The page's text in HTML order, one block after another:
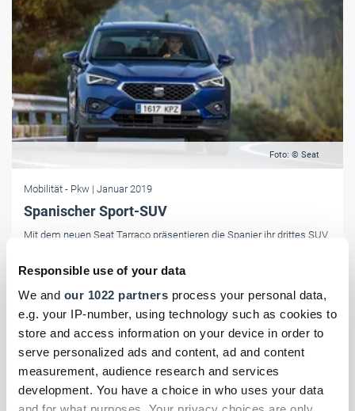
Responsible use of your data
We and our 1022 partners process your personal data,
e.g. your IP-number, using technology such as cookies to
store and access information on your device in order to
serve personalized ads and content, ad and content
measurement, audience research and services
development. You have a choice in who uses your data
Foto: © Seat
Mobilität - Pkw | Januar 2019
Spanischer Sport-SUV
Mit dem neuen Seat Tarraco präsentieren die Spanier ihr drittes SUV.
Premium-Segment wildern.